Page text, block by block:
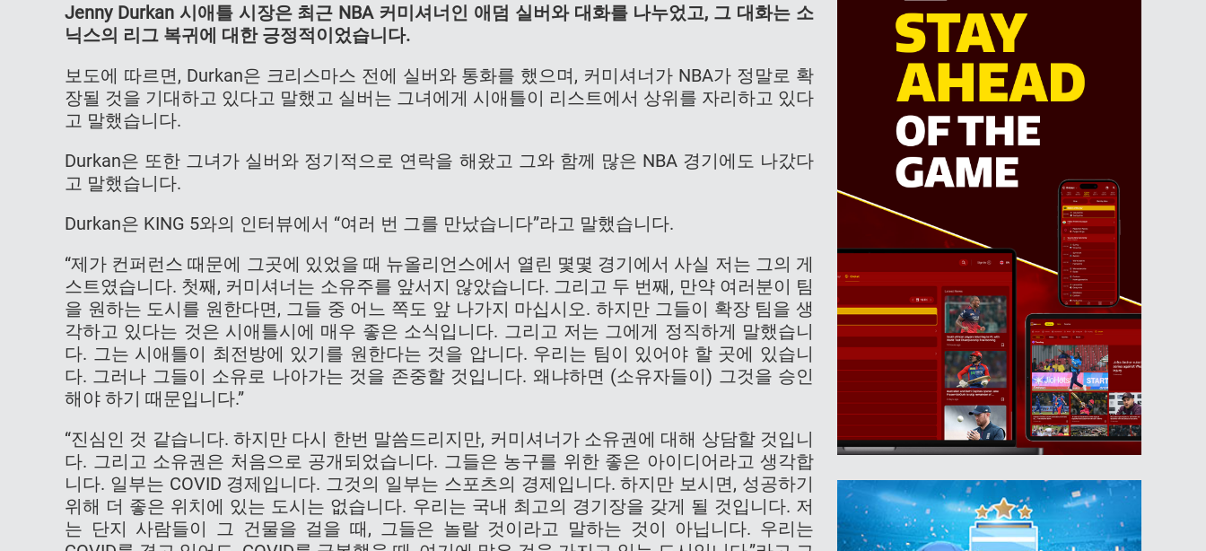
Jenny Durkan 시애틀 시장은 최근 NBA 커미셔너인 애덤 실버와 대화를 나누었고, 그 대화는 소
닉스의 리그 복귀에 대한 긍정적이었습니다.
보도에 따르면, Durkan은 크리스마스 전에 실버와 통화를 했으며, 커미셔너가 NBA가 정말로 확
장될 것을 기대하고 있다고 말했고 실버는 그녀에게 시애틀이 리스트에서 상위를 자리하고 있다
고 말했습니다.
Durkan은 또한 그녀가 실버와 정기적으로 연락을 해왔고 그와 함께 많은 NBA 경기에도 나갔다
고 말했습니다.
Durkan은 KING 5와의 인터뷰에서 “여러 번 그를 만났습니다”라고 말했습니다.
“제가 컨퍼런스 때문에 그곳에 있었을 때 뉴올리언스에서 열린 몇몇 경기에서 사실 저는 그의 게
스트였습니다. 첫째, 커미셔너는 소유주를 앞서지 않았습니다. 그리고 두 번째, 만약 여러분이 팀
을 원하는 도시를 원한다면, 그들 중 어느 쪽도 앞 나가지 마십시오. 하지만 그들이 확장 팀을 생
각하고 있다는 것은 시애틀시에 매우 좋은 소식입니다. 그리고 저는 그에게 정직하게 말했습니
다. 그는 시애틀이 최전방에 있기를 원한다는 것을 압니다. 우리는 팀이 있어야 할 곳에 있습니
다. 그러나 그들이 소유로 나아가는 것을 존중할 것입니다. 왜냐하면 (소유자들이) 그것을 승인
해야 하기 때문입니다.”
“진심인 것 같습니다. 하지만 다시 한번 말씀드리지만, 커미셔너가 소유권에 대해 상담할 것입니
다. 그리고 소유권은 처음으로 공개되었습니다. 그들은 농구를 위한 좋은 아이디어라고 생각합
니다. 일부는 COVID 경제입니다. 그것의 일부는 스포츠의 경제입니다. 하지만 보시면, 성공하기
위해 더 좋은 위치에 있는 도시는 없습니다. 우리는 국내 최고의 경기장을 갖게 될 것입니다. 저
는 단지 사람들이 그 건물을 걸을 때, 그들은 놀랄 것이라고 말하는 것이 아닙니다. 우리는